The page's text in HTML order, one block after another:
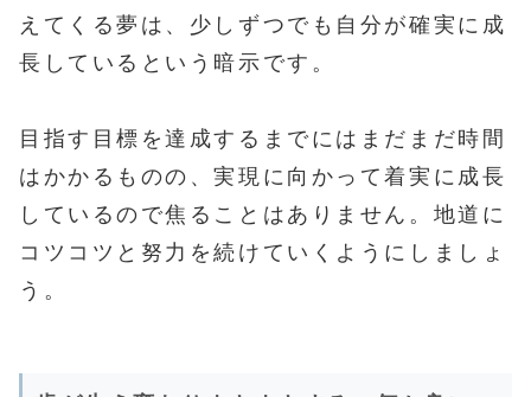
えてくる夢は、少しずつでも自分が確実に成
長しているという暗示です。
目指す目標を達成するまでにはまだまだ時間
はかかるものの、実現に向かって着実に成長
しているので焦ることはありません。地道に
コツコツと努力を続けていくようにしましょ
う。